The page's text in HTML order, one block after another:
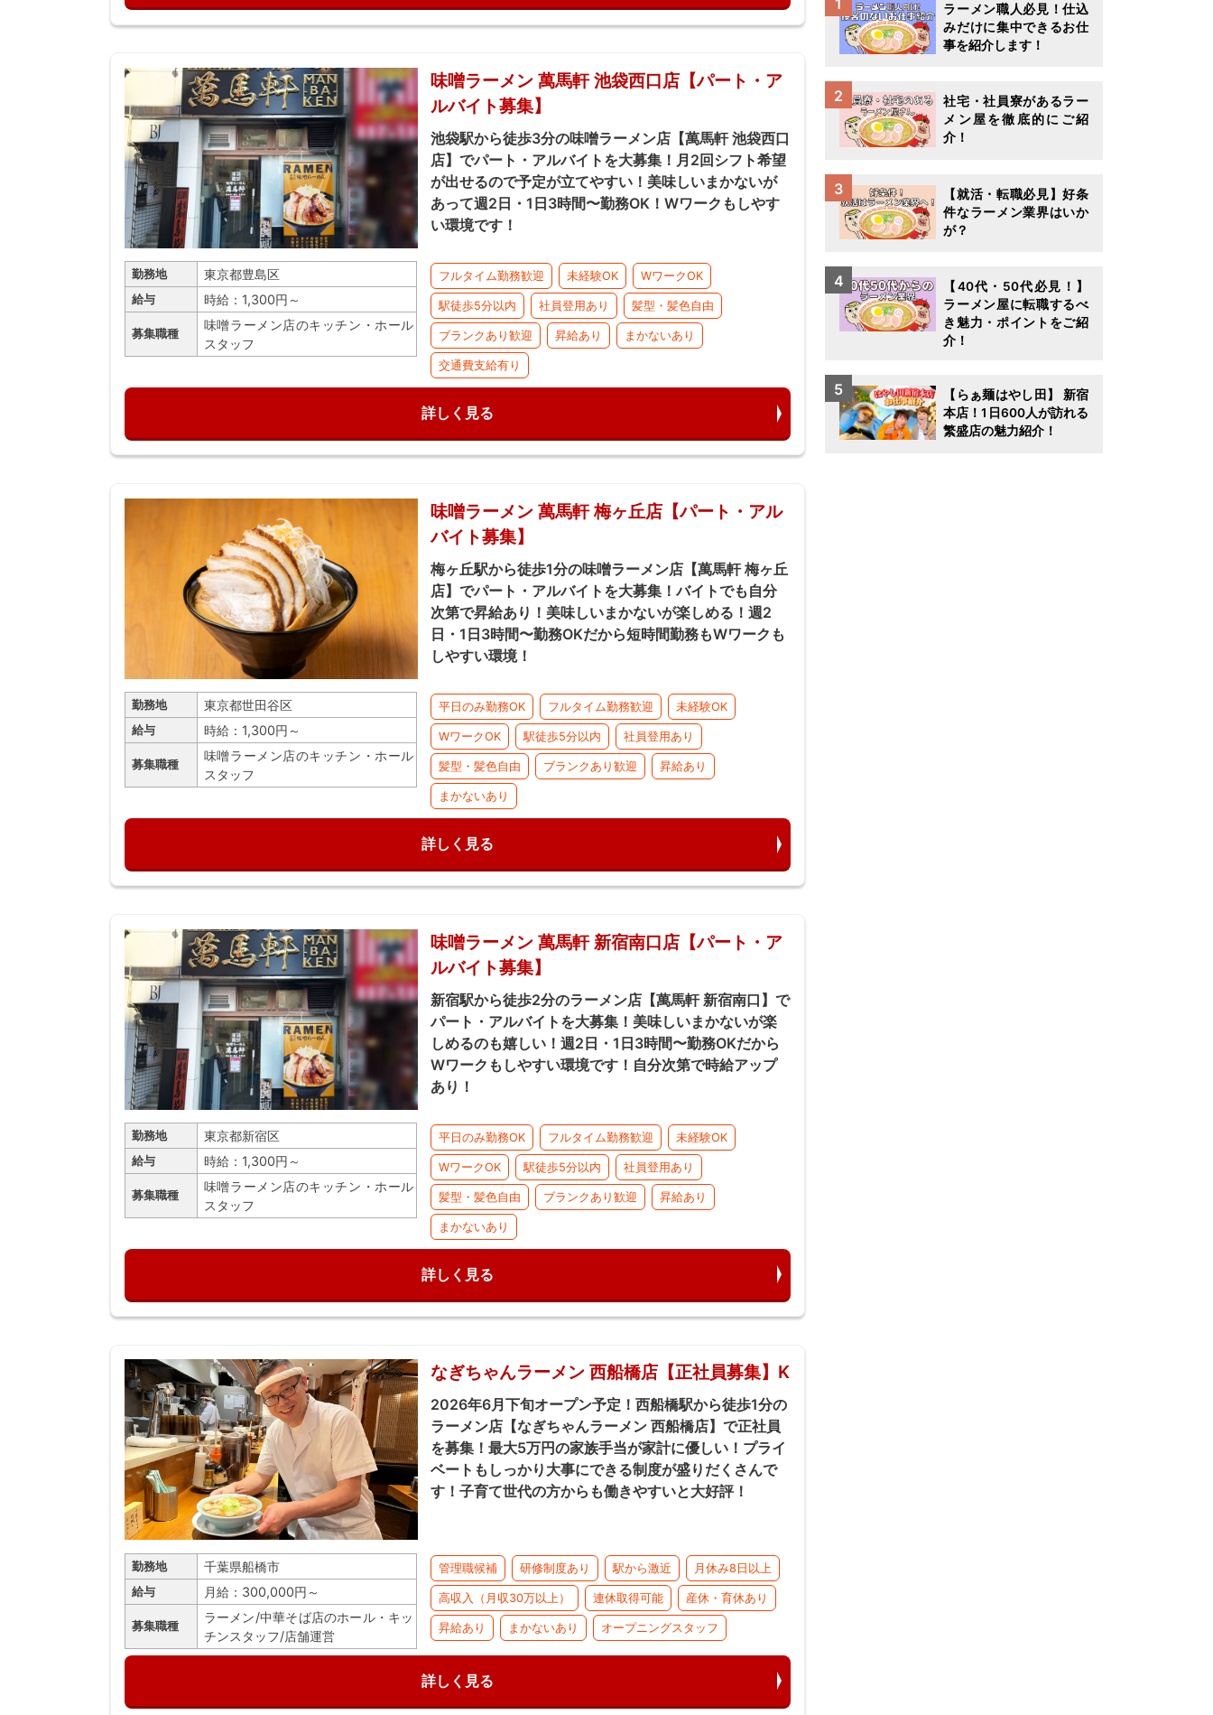
味噌ラーメン 萬馬軒 池袋西口店【パート・ア
ルバイト募集】
池袋駅から徒歩3分の味噌ラーメン店【萬馬軒 池袋西口
店】でパート・アルバイトを大募集！月2回シフト希望
が出せるので予定が立てやすい！美味しいまかないが
あって週2日・1日3時間〜勤務OK！Wワークもしやす
い環境です！
勤務地 東京都豊島区
給与 時給：1,300円～
募集職種
味噌ラーメン店のキッチン・ホール
スタッフ
フルタイム勤務歓迎 未経験OK WワークOK
駅徒歩5分以内 社員登用あり 髪型・髪色自由
ブランクあり歓迎 昇給あり まかないあり
交通費支給有り
詳しく見る
味噌ラーメン 萬馬軒 梅ヶ丘店【パート・アル
バイト募集】
梅ヶ丘駅から徒歩1分の味噌ラーメン店【萬馬軒 梅ヶ丘
店】でパート・アルバイトを大募集！バイトでも自分
次第で昇給あり！美味しいまかないが楽しめる！週2
日・1日3時間〜勤務OKだから短時間勤務もWワークも
しやすい環境！
勤務地 東京都世田谷区
給与 時給：1,300円～
募集職種
味噌ラーメン店のキッチン・ホール
スタッフ
平日のみ勤務OK フルタイム勤務歓迎 未経験OK
WワークOK 駅徒歩5分以内 社員登用あり
髪型・髪色自由 ブランクあり歓迎 昇給あり
まかないあり
詳しく見る
味噌ラーメン 萬馬軒 新宿南口店【パート・ア
ルバイト募集】
新宿駅から徒歩2分のラーメン店【萬馬軒 新宿南口】で
パート・アルバイトを大募集！美味しいまかないが楽
しめるのも嬉しい！週2日・1日3時間〜勤務OKだから
Wワークもしやすい環境です！自分次第で時給アップ
あり！
勤務地 東京都新宿区
給与 時給：1,300円～
募集職種
味噌ラーメン店のキッチン・ホール
スタッフ
平日のみ勤務OK フルタイム勤務歓迎 未経験OK
WワークOK 駅徒歩5分以内 社員登用あり
髪型・髪色自由 ブランクあり歓迎 昇給あり
まかないあり
詳しく見る
なぎちゃんラーメン 西船橋店【正社員募集】K
2026年6月下旬オープン予定！西船橋駅から徒歩1分の
ラーメン店【なぎちゃんラーメン 西船橋店】で正社員
を募集！最大5万円の家族手当が家計に優しい！プライ
ベートもしっかり大事にできる制度が盛りだくさんで
す！子育て世代の方からも働きやすいと大好評！
勤務地 千葉県船橋市
給与 月給：300,000円～
募集職種
ラーメン/中華そば店のホール・キッ
チンスタッフ/店舗運営
管理職候補 研修制度あり 駅から激近 月休み8日以上
高収入（月収30万以上） 連休取得可能 産休・育休あり
昇給あり まかないあり オープニングスタッフ
詳しく見る
ラーメン職人必見！仕込
みだけに集中できるお仕
事を紹介します！
社宅・社員寮があるラー
メン屋を徹底的にご紹
介！
【就活・転職必見】好条
件なラーメン業界はいか
が？
【40代・50代必見！】
ラーメン屋に転職するべ
き魅力・ポイントをご紹
介！
【らぁ麺はやし田】 新宿
本店！1日600人が訪れる
繁盛店の魅力紹介！